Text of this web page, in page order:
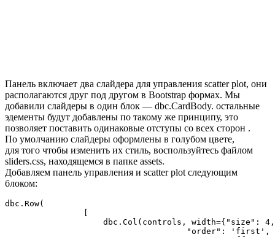
Панель включает два слайдера для управления scatter plot, они
располагаются друг под другом в Bootstrap формах. Мы
добавили слайдеры в один блок — dbc.CardBody. остальные
эдементы будут добавлены по такому же принципу, это
позволяет поставить одинаковые отступы со всех сторон .
По умолчанию слайдеры оформлены в голубом цвете,
для того чтобы изменить их стиль, воспользуйтесь файлом
sliders.css, находящемся в папке assets.
Добавляем панель управления и scatter plot следующим
блоком:
dbc.Row(
                    dbc.Col(controls, width={"size": 4,
                                     "order": 'first',